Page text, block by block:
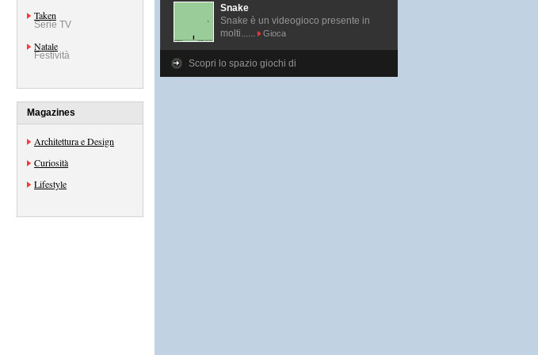
Taken
Serie TV
Natale
Festività
Magazines
Architettura e Design
Curiosità
Lifestyle
Snake
Snake è un videogioco presente in
molti......
Gioca
Scopri lo spazio giochi di